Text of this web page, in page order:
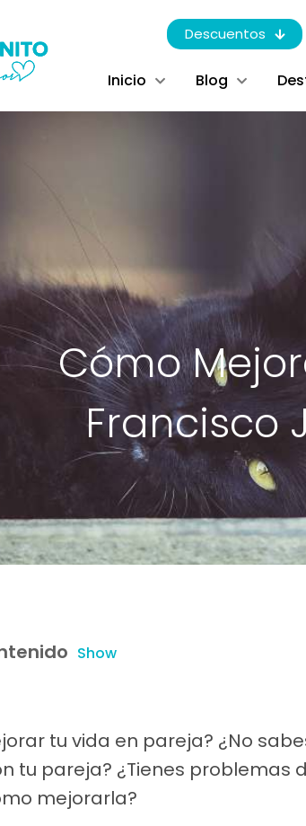
Descuentos
Inicio Blog
Cómo
Francisco
Show
tu vida en pareja? ¿No
tu pareja? ¿Tienes problemas
mejorarla?